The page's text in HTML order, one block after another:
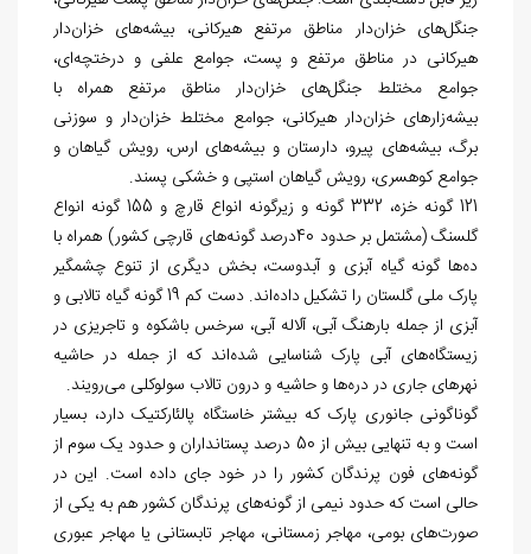
جنگلهای خزان‌‏دار مناطق مرتفع هیرکانی، بیشههای خزان‌‏دار
هیرکانی در مناطق مرتفع و پست، جوامع علفی و درختچهای،
جوامع مختلط جنگلهای خزاندار مناطق مرتفع همراه با
بیشه‌‏زارهای خزان‏‌دار هیرکانی، جوامع مختلط خزاندار و سوزنی
برگ، بیشههای پیرو، دارستان و بیشه‌‏های ارس، رویش گیاهان و
جوامع کوهسری، رویش گیاهان استپی و خشکی پسند.
121 گونه خزه، 332 گونه و زیرگونه انواع قارچ و 155 گونه انواع
گلسنگ (مشتمل بر حدود 40درصد گونه‏‌های قارچی کشور) همراه با
دهها گونه گیاه آبزی و آب‏دوست، بخش دیگری از تنوع چشمگیر
پارک ملی گلستان را تشکیل داده‏‌اند. دست کم 19 گونه گیاه تالابی و
آبزی از جمله بارهنگ آبی، آلاله آبی، سرخس باشکوه و تاجریزی در
زیستگاه‌‏های آبی پارک شناسایی شدهاند که از جمله در حاشیه
نهرهای جاری در درهها و حاشیه و درون تالاب سولوکلی میرویند.
گوناگونی جانوری پارک که بیشتر خاستگاه پالئارکتیک دارد، بسیار
است و به تنهایی بیش از 50 درصد پستانداران و حدود یک سوم از
گونههای فون پرندگان کشور را در خود جای داده است. این در
حالی است که حدود نیمی از گونههای پرندگان کشور هم به یکی از
صورتهای بومی، مهاجر زمستانی، مهاجر تابستانی یا مهاجر عبوری